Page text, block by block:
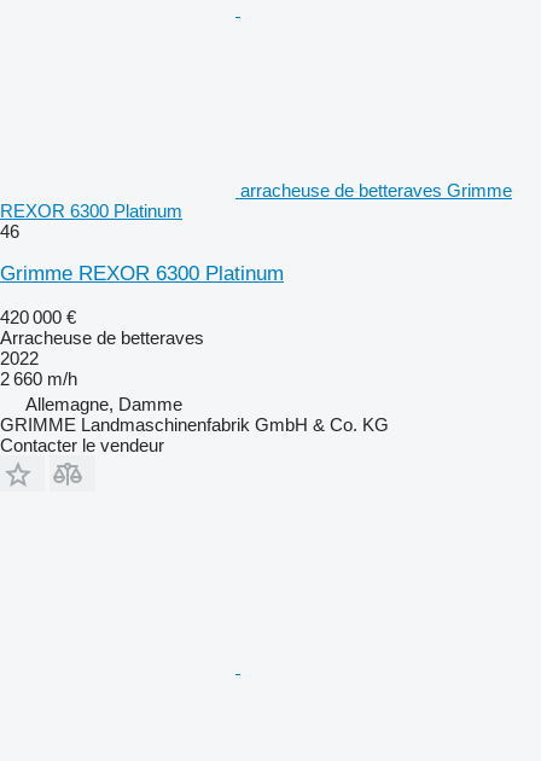
arracheuse de betteraves Grimme
REXOR 6300 Platinum
46
Grimme REXOR 6300 Platinum
420 000 €
Arracheuse de betteraves
2022
2 660 m/h
Allemagne, Damme
GRIMME Landmaschinenfabrik GmbH & Co. KG
Contacter le vendeur